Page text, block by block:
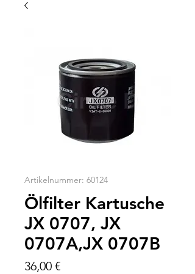
Artikelnummer: 60124
Ölfilter Kartusche
JX 0707, JX
0707A,JX 0707B
36,00 €Preis